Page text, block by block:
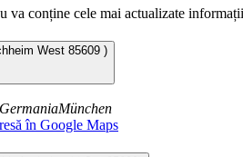
va conține cele mai actualizate
West 85609 )
München
în Google Maps